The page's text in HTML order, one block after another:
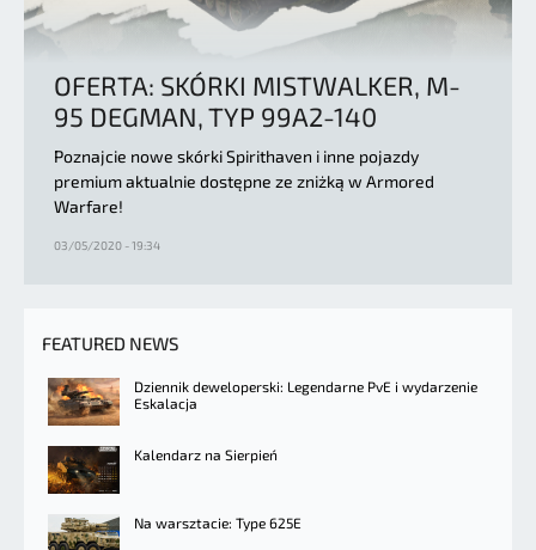
OFERTA: SKÓRKI MISTWALKER, M-
95 DEGMAN, TYP 99A2-140
Poznajcie nowe skórki Spirithaven i inne pojazdy
premium aktualnie dostępne ze zniżką w Armored
Warfare!
03/05/2020 - 19:34
FEATURED NEWS
Dziennik deweloperski: Legendarne PvE i wydarzenie
Eskalacja
Kalendarz na Sierpień
Na warsztacie: Type 625E